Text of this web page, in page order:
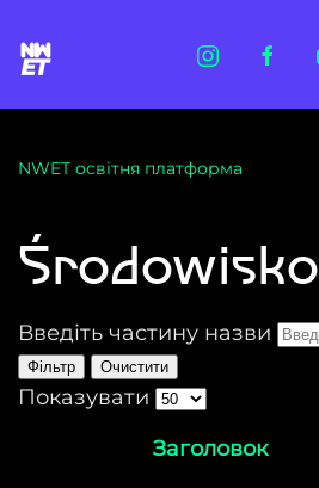
Skip to main content
NWET освітня платформа
Środowisko
Введіть частину назви
Фільтр Очистити
Показувати
Заголовок